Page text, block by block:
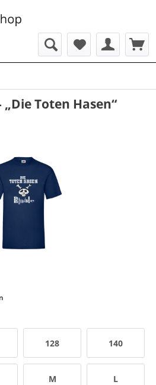
Toten Hasen“
128 140
M L